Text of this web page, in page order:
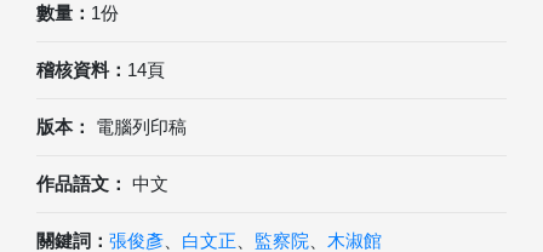
數量： 1份
稽核資料： 14頁
版本： 電腦列印稿
作品語文： 中文
關鍵詞： 張俊彥 白文正 監察院 木淑館